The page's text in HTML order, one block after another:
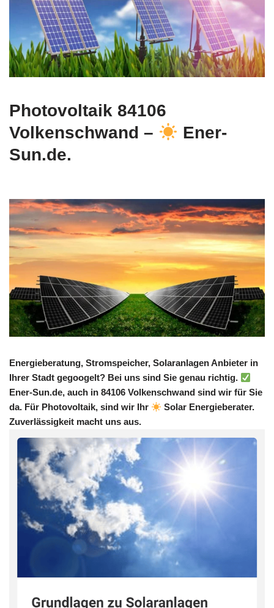
Photovoltaik 84106
Volkenschwand –
Ener-
Sun.de.
Energieberatung, Stromspeicher, Solaranlagen Anbieter in
Ihrer Stadt gegoogelt? Bei uns sind Sie genau richtig.
Ener-Sun.de, auch in 84106 Volkenschwand sind wir für Sie
da. Für Photovoltaik, sind wir Ihr
Solar Energieberater.
Zuverlässigkeit macht uns aus.